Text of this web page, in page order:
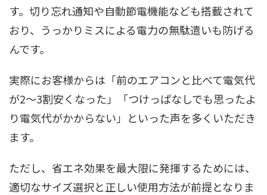
す。切り忘れ通知や自動節電機能なども搭載されて
おり、うっかりミスによる電力の無駄遣いも防げる
んです。
実際にお客様からは「前のエアコンと比べて電気代
が2〜3割安くなった」「つけっぱなしでも思ったよ
り電気代がかからない」といった声を多くいただき
ます。
ただし、省エネ効果を最大限に発揮するためには、
適切なサイズ選択と正しい使用方法が前提となりま